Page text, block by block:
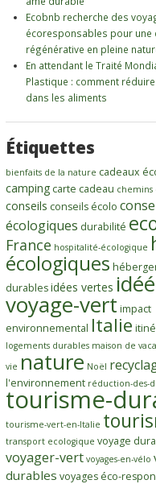
Ecobnb recherche des
écoresponsables pour une
régénérative en pleine
En attendant le Traité
Plastique : comment
dans les aliments
Étiquettes
bienfaits de la nature cadeaux
camping carte cadeau chemins
conseils conseils écolo
écologiques durabilité
France hospitalité-écologique
écologiques
durablesidées vertes
voyage-vert impact
environnemental Italie
logements durables maison de
vie nature Noël
l'environnement réduction-des-
tourisme-
tourisme-vert-en-Italie
transport ecologique voyage
voyager-vert voyages-en-vélo
durables voyages éco-